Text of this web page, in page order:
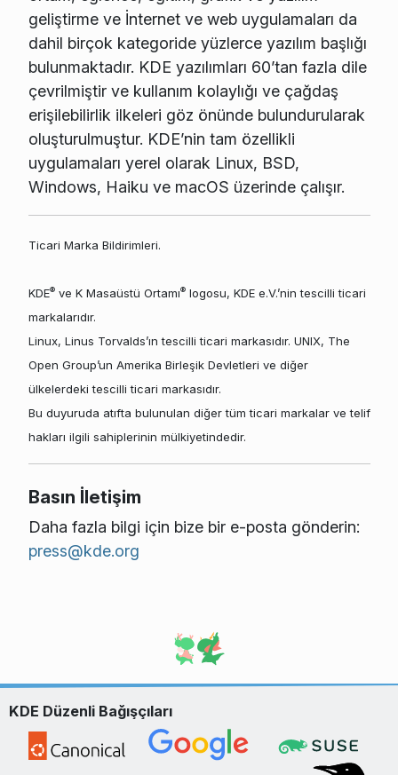
geliştirme ve İnternet ve web uygulamaları da
dahil birçok kategoride yüzlerce yazılım başlığı
bulunmaktadır. KDE yazılımları 60’tan fazla dile
çevrilmiştir ve kullanım kolaylığı ve çağdaş
erişilebilirlik ilkeleri göz önünde bulundurularak
oluşturulmuştur. KDE’nin tam özellikli
uygulamaları yerel olarak Linux, BSD,
Windows, Haiku ve macOS üzerinde çalışır.
Ticari Marka Bildirimleri.
KDE®ve K Masaüstü Ortamı®logosu, KDE e.V.’nin tescilli ticari
markalarıdır.
Linux, Linus Torvalds’ın tescilli ticari markasıdır. UNIX, The
Open Group’un Amerika Birleşik Devletleri ve diğer
ülkelerdeki tescilli ticari markasıdır.
Bu duyuruda atıfta bulunulan diğer tüm ticari markalar ve telif
hakları ilgili sahiplerinin mülkiyetindedir.
Basın İletişim
Daha fazla bilgi için bize bir e-posta gönderin:
press@kde.org
KDE Düzenli Bağışçıları